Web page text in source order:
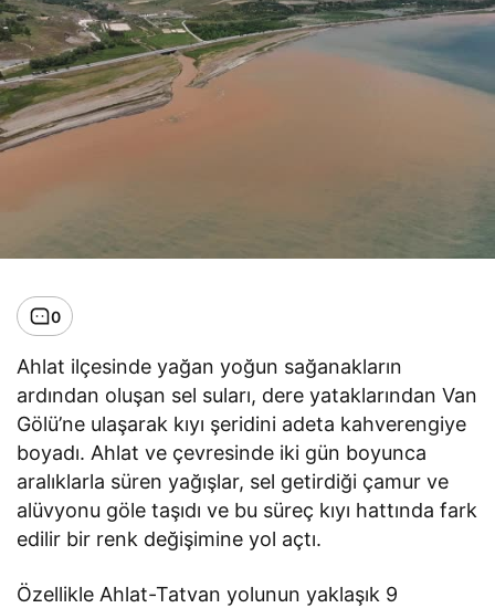
0
Ahlat ilçesinde yağan yoğun sağanakların
ardından oluşan sel suları, dere yataklarından Van
Gölü’ne ulaşarak kıyı şeridini adeta kahverengiye
boyadı. Ahlat ve çevresinde iki gün boyunca
aralıklarla süren yağışlar, sel getirdiği çamur ve
alüvyonu göle taşıdı ve bu süreç kıyı hattında fark
edilir bir renk değişimine yol açtı.
Özellikle Ahlat-Tatvan yolunun yaklaşık 9